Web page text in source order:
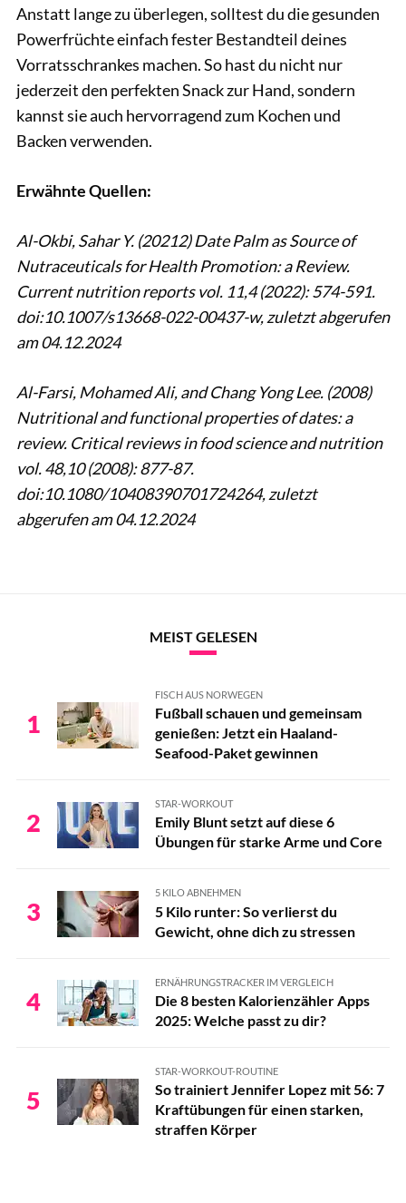
Anstatt lange zu überlegen, solltest du die gesunden
Powerfrüchte einfach fester Bestandteil deines
Vorratsschrankes machen. So hast du nicht nur
jederzeit den perfekten Snack zur Hand, sondern
kannst sie auch hervorragend zum Kochen und
Backen verwenden.
Erwähnte Quellen:
Al-Okbi, Sahar Y. (20212) Date Palm as Source of
Nutraceuticals for Health Promotion: a Review.
Current nutrition reports vol. 11,4 (2022): 574-591.
doi:10.1007/s13668-022-00437-w, zuletzt abgerufen
am 04.12.2024
Al-Farsi, Mohamed Ali, and Chang Yong Lee. (2008)
Nutritional and functional properties of dates: a
review. Critical reviews in food science and nutrition
vol. 48,10 (2008): 877-87.
doi:10.1080/10408390701724264,zuletzt
abgerufen am 04.12.2024
MEIST GELESEN
1
FISCH AUS NORWEGEN
Fußball schauen und gemeinsam
genießen: Jetzt ein Haaland-
Seafood-Paket gewinnen
2
STAR-WORKOUT
Emily Blunt setzt auf diese 6
Übungen für starke Arme und Core
3
5 KILO ABNEHMEN
5 Kilo runter: So verlierst du
Gewicht, ohne dich zu stressen
4
ERNÄHRUNGSTRACKER IM VERGLEICH
Die 8 besten Kalorienzähler Apps
2025: Welche passt zu dir?
5
STAR-WORKOUT-ROUTINE
So trainiert Jennifer Lopez mit 56: 7
Kraftübungen für einen starken,
straffen Körper